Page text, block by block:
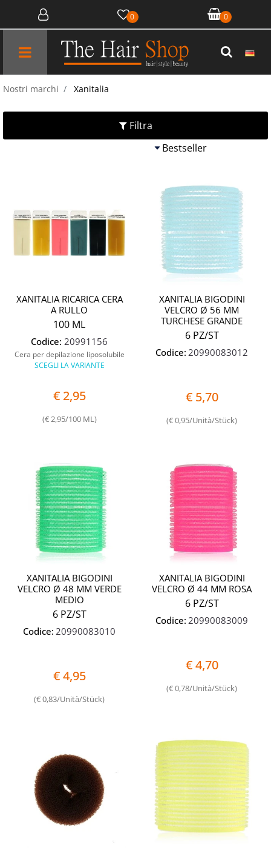
0 0
Open menu
Nostri marchi Xanitalia
Filtra
XANITALIA RICARICA CERA
A RULLO
100 ML
Codice: 20991156
Cera per depilazione liposolubile
SCEGLI LA VARIANTE
€ 2,95
(€ 2,95/100 ML)
XANITALIA BIGODINI
VELCRO Ø 56 MM
TURCHESE GRANDE
6 PZ/ST
Codice: 20990083012
€ 5,70
(€ 0,95/Unità/Stück)
Quantità
XANITALIA BIGODINI
VELCRO Ø 48 MM VERDE
MEDIO
6 PZ/ST
Codice: 20990083010
€ 4,95
(€ 0,83/Unità/Stück)
XANITALIA BIGODINI
VELCRO Ø 44 MM ROSA
6 PZ/ST
Codice: 20990083009
€ 4,70
(€ 0,78/Unità/Stück)